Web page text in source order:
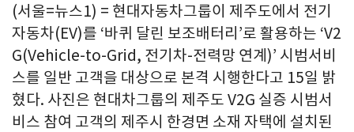
(서울=뉴스1) = 현대자동차그룹이 제주도에서 전기
자동차(EV)를 ‘바퀴 달린 보조배터리’로 활용하는 ‘V2
G(Vehicle-to-Grid, 전기차-전력망 연계)’ 시범서비
스를 일반 고객을 대상으로 본격 시행한다고 15일 밝
혔다. 사진은 현대차그룹의 제주도 V2G 실증 시범서
비스 참여 고객의 제주시 한경면 소재 자택에 설치된